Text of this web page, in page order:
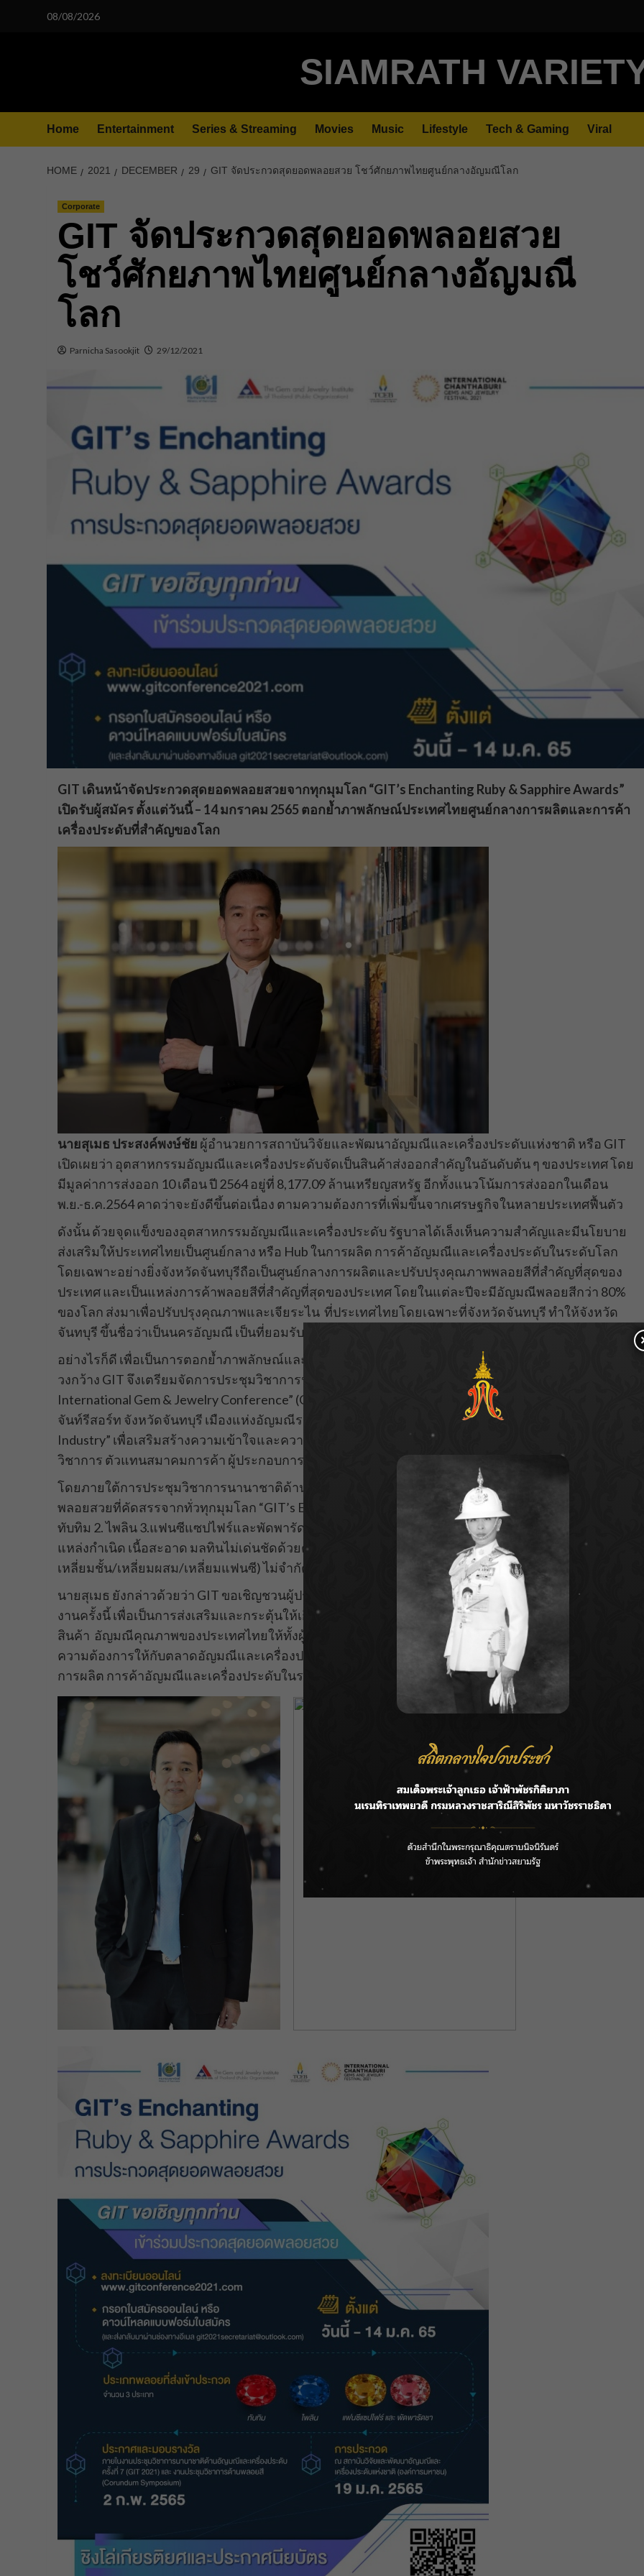
08/08/2026
SIAMRATH
Home Entertainment Series & Streaming Movies Music Lifestyle Tech & Gaming Viral
HOME 2021 DECEMBER 29 GIT จัดประกวดสุดยอดพลอยสวย โชว์ศักยภาพไทยศูนย์กลางอัญมณีโลก
Corporate
GIT จัดประกวดสุดยอดพลอยสวย
โชว์ศักยภาพไทยศูนย์กลางอัญมณี
โลก
Parnicha Sasookjit 29/12/2021
GIT เดินหน้าจัดประกวดสุดยอดพลอยสวยจากทุกมุมโลก “GIT’s Enchanting Ruby & Sapphire Awards”
เปิดรับผู้สมัคร ตั้งแต่วันนี้ – 14 มกราคม 2565 ตอกย้ำภาพลักษณ์ประเทศไทยศูนย์กลางการผลิตและการค้า
เครื่องประดับที่สำคัญของโลก
นายสุเมธ ประสงค์พงษ์ชัย ผู้อำนวยการสถาบันวิจัยและพัฒนาอัญมณีและเครื่องประดับแห่งชาติ หรือ GIT
เปิดเผยว่า อุตสาหกรรมอัญมณีและเครื่องประดับจัดเป็นสินค้าส่งออกสำคัญในอันดับต้น ๆ ของประเทศ โดย
มีมูลค่าการส่งออก 10 เดือน ปี 2564 อยู่ที่ 8,177.09 ล้านเหรียญสหรัฐ อีกทั้งแนวโน้มการส่งออกในเดือน
พ.ย.-ธ.ค.2564 คาดว่าจะยังดีขึ้นต่อเนื่อง ตามความต้องการที่เพิ่มขึ้นจากเศรษฐกิจในหลายประเทศฟื้นตัว
ดังนั้น ด้วยจุดแข็งของอุตสาหกรรมอัญมณีและเครื่องประดับ รัฐบาลได้เล็งเห็นความสำคัญและมีนโยบาย
ส่งเสริมให้ประเทศไทยเป็นศูนย์กลาง หรือ Hub ในการผลิต การค้าอัญมณีและเครื่องประดับในระดับโลก
โดยเฉพาะอย่างยิ่งจังหวัดจันทบุรีถือเป็นศูนย์กลางการผลิตและปรับปรุงคุณภาพพลอยสีที่สำคัญที่สุดของ
ประเทศ และเป็นแหล่งการค้าพลอยสีที่สำคัญที่สุดของประเทศ โดยในแต่ละปีจะมีอัญมณีพลอยสีกว่า 80%
ของโลก ส่งมาเพื่อปรับปรุงคุณภาพและเจียระไน ที่ประเทศไทยโดยเฉพาะที่จังหวัดจันทบุรี ทำให้จังหวัด
จันทบุรี ขึ้นชื่อว่าเป็นนครอัญมณี เป็นที่ยอมรับในระดับสากล
อย่างไรก็ดี เพื่อเป็นการตอกย้ำภาพลักษณ์และประชาสัมพันธ์คุณภาพของสินค้าอัญมณีไทยให้เป็นที่รู้จักใน
วงกว้าง GIT จึงเตรียมจัดการประชุมวิชาการนานาชาติด้านอัญมณีและเครื่องประดับ ครั้งที่ 7 (The 7
International Gem & Jewelry Conference” (GIT 2021)) ระหว่างวันที่ 2-3 กุมภาพันธ์ 2565 ณ โรงแรมมณี
จันท์รีสอร์ท จังหวัดจันทบุรี เมืองแห่งอัญมณีระดับโลก ภายใต้หัวข้อ “Towards the Sustainable Gem
Industry” เพื่อเสริมสร้างความเข้าใจและความร่วมมือในระดับภูมิภาคและระดับนานาชาติระหว่างนัก
วิชาการ ตัวแทนสมาคมการค้า ผู้ประกอบการ นักลงทุน ตลอดจนนักออกแบบ
โดยภายใต้การประชุมวิชาการนานาชาติด้านอัญมณีและเครื่องประดับครั้งนี้ ยังมีไฮไลต์จัดแสดงสุดยอด
พลอยสวยที่คัดสรรจากทั่วทุกมุมโลก “GIT’s Enchanting Ruby & Sapphire Awards” รวม 3 ประเภท ได้แก่ 1.
ทับทิม 2. ไพลิน 3.แฟนซีแซปไฟร์และพัดพารัดชา โดยทั้ง 3 ประเภทจะต้องเป็น พลอยธรรมชาติ ไม่จำกัด
แหล่งกำเนิด เนื้อสะอาด มลทินไม่เด่นชัดด้วยตาเปล่า มีประกายและเจียระไนเป็นแบบ facet (เหลี่ยมเกสร/
เหลี่ยมชั้น/เหลี่ยมผสม/เหลี่ยมแฟนซี) ไม่จำกัดรูปร่าง
นายสุเมธ ยังกล่าวด้วยว่า GIT ขอเชิญชวนผู้ประกอบการจากทั่วทุกมุมโลกเข้าร่วมประกวดพลอยภายใน
งานครั้งนี้ เพื่อเป็นการส่งเสริมและกระตุ้นให้เกิดความสนใจอัญมณี อีกทั้งเป็นการสร้างภาพลักษณ์ของ
สินค้า อัญมณีคุณภาพของประเทศไทยให้ทั้งผู้ซื้อหรือผู้บริโภคทั้งภายในและต่างประเทศได้รับรู้ สร้าง
ความต้องการให้กับตลาดอัญมณีและเครื่องประดับของประเทศไทย ตลอดจนตอกย้ำภาพลักษณ์ศูนย์กลาง
การผลิต การค้าอัญมณีและเครื่องประดับในระดับโลก